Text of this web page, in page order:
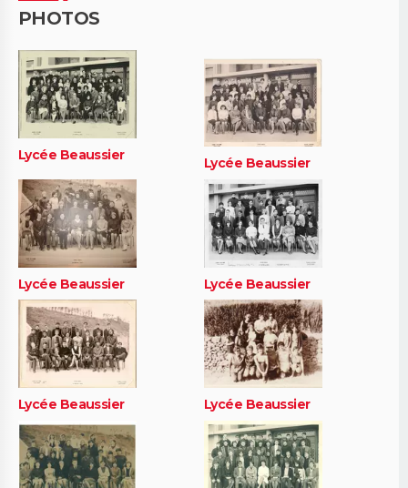
PHOTOS
Lycée Beaussier Lycée Beaussier
Lycée Beaussier Lycée Beaussier
Lycée Beaussier Lycée Beaussier